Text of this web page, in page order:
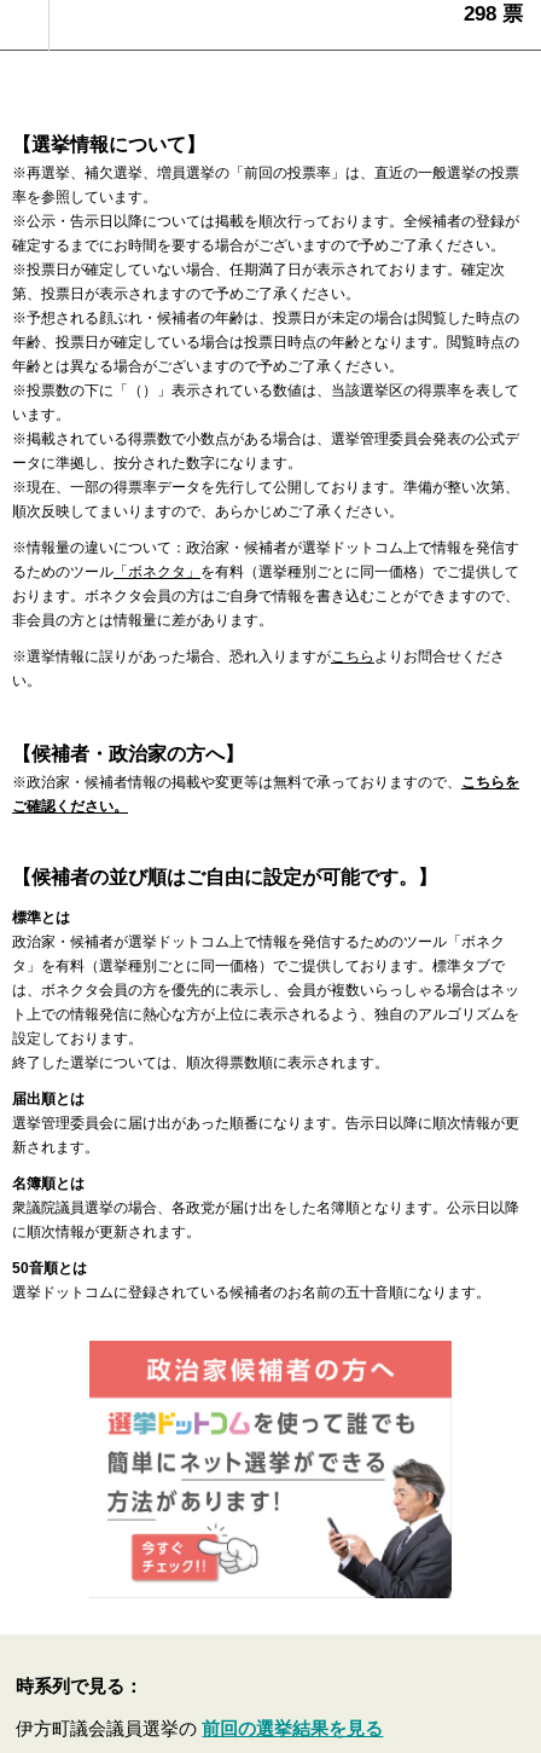
298 票
【選挙情報について】
※再選挙、補欠選挙、増員選挙の「前回の投票率」は、直近の一般選挙の投票
率を参照しています。
※公示・告示日以降については掲載を順次行っております。全候補者の登録が
確定するまでにお時間を要する場合がございますので予めご了承ください。
※投票日が確定していない場合、任期満了日が表示されております。確定次
第、投票日が表示されますので予めご了承ください。
※予想される顔ぶれ・候補者の年齢は、投票日が未定の場合は閲覧した時点の
年齢、投票日が確定している場合は投票日時点の年齢となります。閲覧時点の
年齢とは異なる場合がございますので予めご了承ください。
※投票数の下に「（）」表示されている数値は、当該選挙区の得票率を表して
います。
※掲載されている得票数で小数点がある場合は、選挙管理委員会発表の公式デ
ータに準拠し、按分された数字になります。
※現在、一部の得票率データを先行して公開しております。準備が整い次第、
順次反映してまいりますので、あらかじめご了承ください。
※情報量の違いについて：政治家・候補者が選挙ドットコム上で情報を発信す
るためのツール 「ボネクタ」 を有料（選挙種別ごとに同一価格）でご提供して
おります。ボネクタ会員の方はご自身で情報を書き込むことができますので、
非会員の方とは情報量に差があります。
※選挙情報に誤りがあった場合、恐れ入りますがこちら よりお問合せくださ
い。
【候補者・政治家の方へ】
※政治家・候補者情報の掲載や変更等は無料で承っておりますので、 こちらを
ご確認ください。
【候補者の並び順はご自由に設定が可能です。】
標準とは
政治家・候補者が選挙ドットコム上で情報を発信するためのツール「ボネク
タ」を有料（選挙種別ごとに同一価格）でご提供しております。標準タブで
は、ボネクタ会員の方を優先的に表示し、会員が複数いらっしゃる場合はネッ
ト上での情報発信に熱心な方が上位に表示されるよう、独自のアルゴリズムを
設定しております。
終了した選挙については、順次得票数順に表示されます。
届出順とは
選挙管理委員会に届け出があった順番になります。告示日以降に順次情報が更
新されます。
名簿順とは
衆議院議員選挙の場合、各政党が届け出をした名簿順となります。公示日以降
に順次情報が更新されます。
50音順とは
選挙ドットコムに登録されている候補者のお名前の五十音順になります。
時系列で見る：
伊方町議会議員選挙の前回の選挙結果を見る